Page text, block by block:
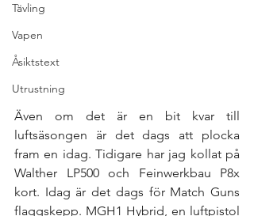
Tävling
Vapen
Åsiktstext
Utrustning
Även om det är en bit kvar till
luftsäsongen är det dags att plocka
fram en idag. Tidigare har jag kollat på
Walther LP500 och Feinwerkbau P8x
kort. Idag är det dags för Match Guns
flaggskepp. MGH1 Hybrid, en luftpistol